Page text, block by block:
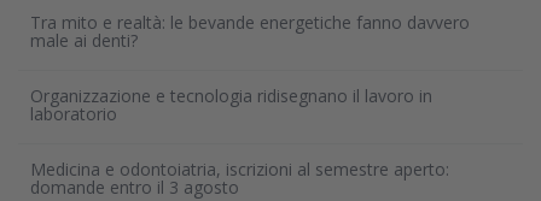
Tra mito e realtà: le bevande energetiche fanno davvero
male ai denti?
Organizzazione e tecnologia ridisegnano il lavoro in
laboratorio
Medicina e odontoiatria, iscrizioni al semestre aperto:
domande entro il 3 agosto